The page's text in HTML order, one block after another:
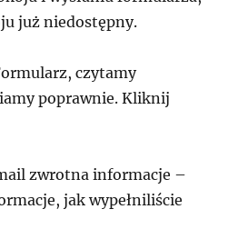
już niedostępny.
czytamy
poprawnie. Kliknij
zwrotna informacje –
jak wypełniliście